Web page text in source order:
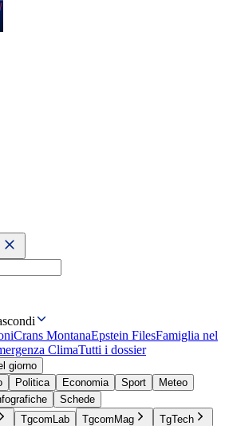
Crans MontanaEpstein FilesFamiglia nel
ClimaTutti i dossier
giorno
Politica Economia Sport
Meteo
Schede
TgcomLab TgcomMag
TgTech